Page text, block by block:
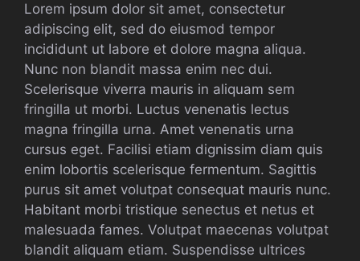
Lorem ipsum dolor sit amet, consectetur
adipiscing elit, sed do eiusmod tempor
incididunt ut labore et dolore magna aliqua.
Nunc non blandit massa enim nec dui.
Scelerisque viverra mauris in aliquam sem
fringilla ut morbi. Luctus venenatis lectus
magna fringilla urna. Amet venenatis urna
cursus eget. Facilisi etiam dignissim diam quis
enim lobortis scelerisque fermentum. Sagittis
purus sit amet volutpat consequat mauris nunc.
Habitant morbi tristique senectus et netus et
malesuada fames. Volutpat maecenas volutpat
blandit aliquam etiam. Suspendisse ultrices